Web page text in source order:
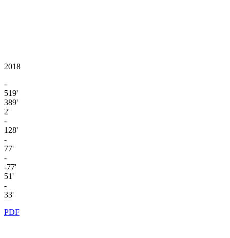
2018
-
519'
389'
2'
-
128'
-
77'
-
-77'
51'
-
33'
PDF